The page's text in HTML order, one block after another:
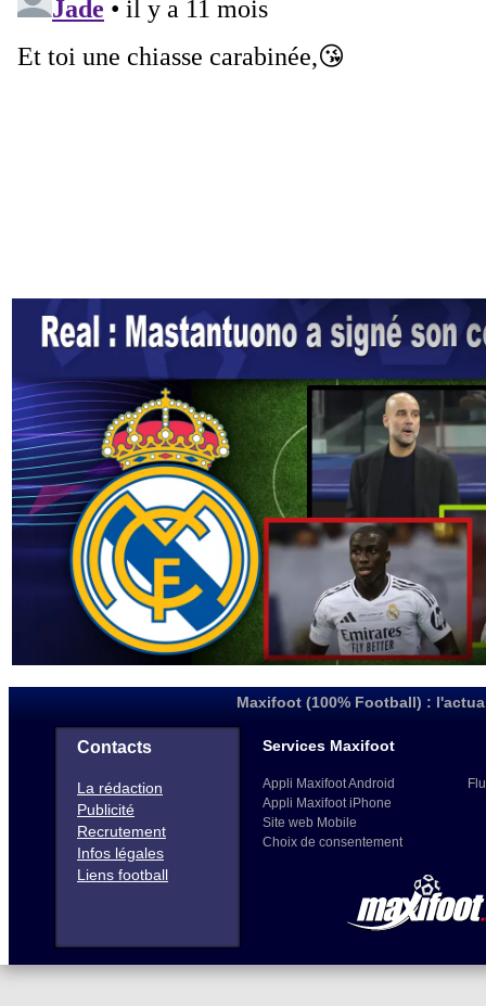
Maxifoot (100% Football) :
Contacts
La rédaction
Publicité
Recrutement
Infos légales
Liens football
Services Maxifoot
Appli Maxifoot Android
Appli Maxifoot iPhone
Site web Mobile
Choix de consentement